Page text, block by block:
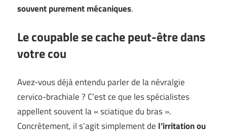
souvent purement mécaniques.
Le coupable se cache peut-être dans
votre cou
Avez-vous déjà entendu parler de la névralgie
cervico-brachiale ? C’est ce que les spécialistes
appellent souvent la « sciatique du bras ».
Concrètement, il s’agit simplement de l’irritation ou